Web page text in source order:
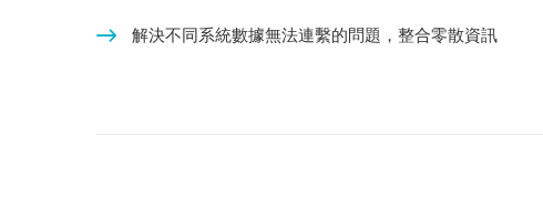
解決不同系統數據無法連繫的問題，整合零散資訊